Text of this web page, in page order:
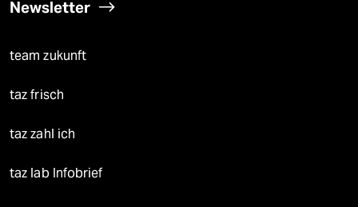
Newsletter
team zukunft
taz frisch
taz zahl ich
taz lab Infobrief